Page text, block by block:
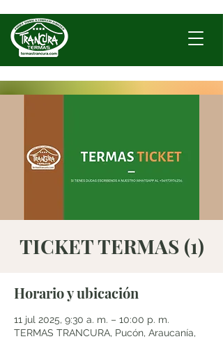
TICKET TERMAS (1)
Horario y ubicación
11 jul 2025, 9:30 a. m. – 10:00 p. m.
TERMAS TRANCURA, Pucón, Araucanía,